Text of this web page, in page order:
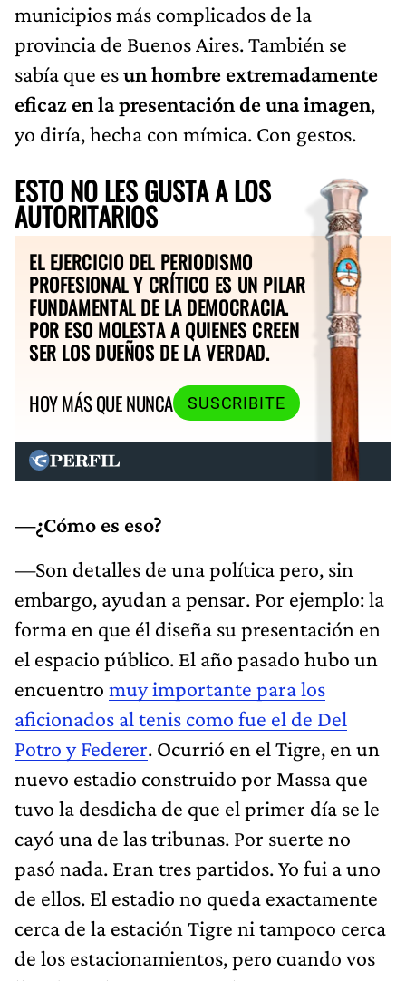
municipios más complicados de la
provincia de Buenos Aires. También se
sabía que esun hombre extremadamente
eficaz en la presentación de una imagen,
yo diría, hecha con mímica. Con gestos.
ESTO NO LES GUSTA A LOS
AUTORITARIOS
EL EJERCICIO DEL PERIODISMO
PROFESIONAL Y CRÍTICO ES UN PILAR
FUNDAMENTAL DE LA DEMOCRACIA.
POR ESO MOLESTA A QUIENES CREEN
SER LOS DUEÑOS DE LA VERDAD.
HOY MÁS QUE NUNCA
SUSCRIBITE
—¿Cómo es eso?
—Son detalles de una política pero, sin
embargo, ayudan a pensar. Por ejemplo: la
forma en que él diseña su presentación en
el espacio público. El año pasado hubo un
encuentro muy importante para los
aficionados al tenis como fue el de Del
Potro y Federer. Ocurrió en el Tigre, en un
nuevo estadio construido por Massa que
tuvo la desdicha de que el primer día se le
cayó una de las tribunas. Por suerte no
pasó nada. Eran tres partidos. Yo fui a uno
de ellos. El estadio no queda exactamente
cerca de la estación Tigre ni tampoco cerca
de los estacionamientos, pero cuando vos